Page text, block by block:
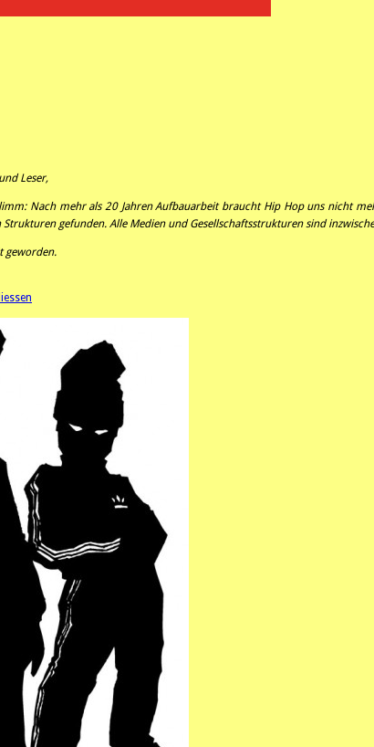
Leser,
Nach mehr als 20 Jahren Aufbauarbeit braucht Hip Hop uns nicht
gefunden. Alle Medien und Gesellschaftsstrukturen sind
geworden.